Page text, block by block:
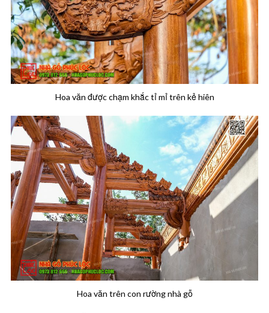
Hoa văn được chạm khắc tỉ mỉ trên kẻ hiên
Hoa văn trên con rường nhà gỗ